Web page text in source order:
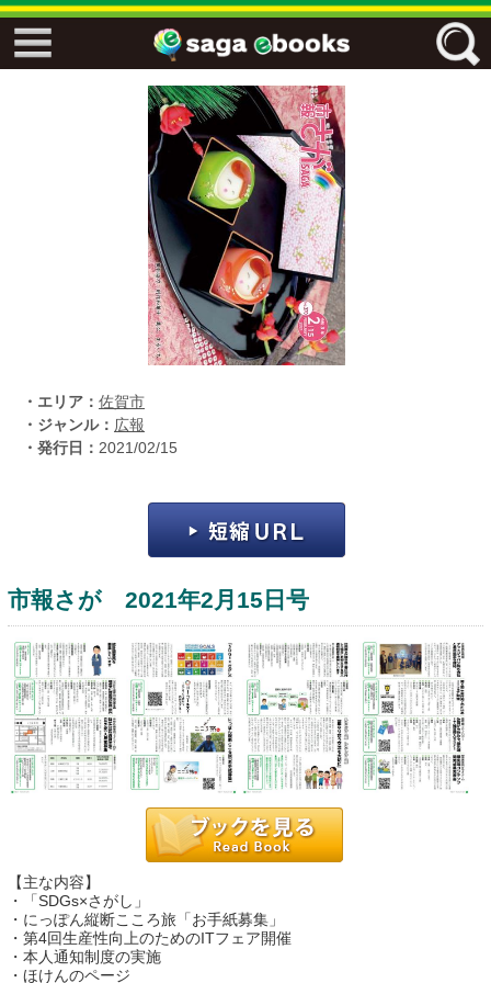
フリーワード
ジャンル
エリア
・エリア： 佐賀市
・ジャンル： 広報
・発行日： 2021/02/15
市報さが 2021年2月15日号
【主な内容】
・「SDGs×さがし」
・にっぽん縦断こころ旅「お手紙募集」
・第4回生産性向上のためのITフェア開催
・本人通知制度の実施
・ほけんのページ
↓↓ ebooks専用本棚 ↓↓
運営：福博印刷
saga ebooksとは
よくある質問
サイトマップ
お問い合わせ